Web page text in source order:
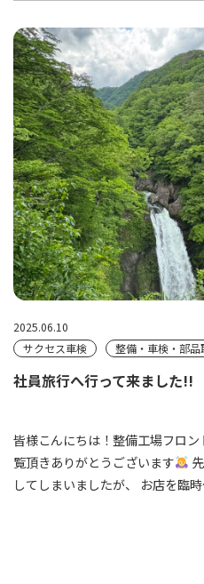
2025.06.10
サクセス車検 整備・車検・部品
社員旅行へ行って来ました!!
皆様こんにちは！整備工場フロ
覧頂きありがとうございます
してしまいましたが、 お店を臨